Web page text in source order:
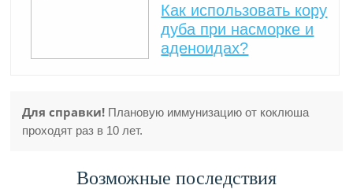
Как использовать кору
дуба при насморке и
аденоидах?
Для справки! Плановую иммунизацию от коклюша
проходят раз в 10 лет.
Возможные последствия